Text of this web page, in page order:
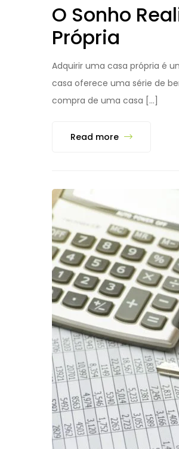
O Sonho
Própria
Adquirir uma casa própria é
casa oferece uma série de
compra de uma casa […]
Read more